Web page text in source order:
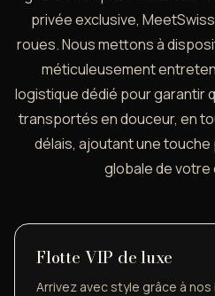
privée exclusive,
roues. Nous mettons à
méticuleusement
logistique dédié pour garantir
transportés en douceur, en
délais, ajoutant une touche
globale de votre
Flotte VIP de luxe
Arrivez avec style grâce à